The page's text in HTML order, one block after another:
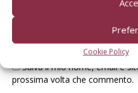
Cookie Policy
Salva il mio nome, email e
prossima volta che commento.